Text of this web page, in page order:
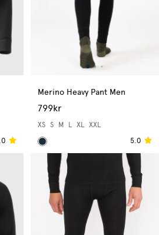
Merino Heavy Pant Men
799kr
XS S M L XL XXL
5.0